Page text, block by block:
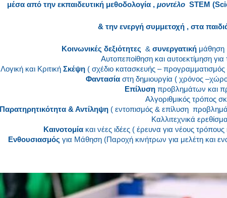
μέσα από την εκπαιδευτική μεθοδολογία ,μοντέλο STEM
& την ενεργή συμμετοχή , στα
Κοινωνικές δεξιότητες & συνεργατική μάθηση
Αυτοπεποίθηση και αυτοεκτίμηση για
Λογική και Κριτική Σκέψη ( σχέδιο κατασκευής –
Φαντασίαστη δημιουργία ( χρόνος
Επίλυση προβλημάτων και
Αλγοριθμικός τρόπος
Παρατηρητικότητα & Αντίληψη ( εντοπισμός & επίλυση
Καλλιτεχνικά
Καινοτομία και νέες ιδέες ( έρευνα για νέους
Ενθουσιασμός για Μάθηση (Παροχή κινήτρων για μελέτη και